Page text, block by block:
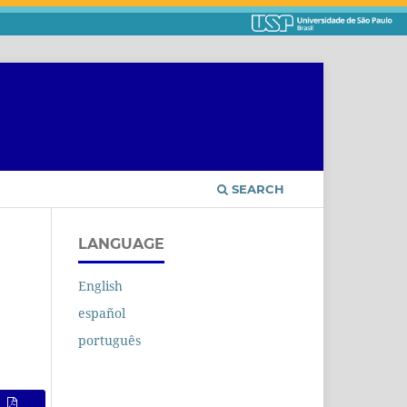
SEARCH
LANGUAGE
English
español
português